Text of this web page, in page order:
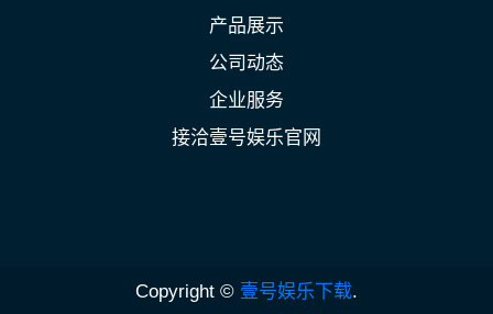
产品展示
公司动态
企业服务
接洽壹号娱乐官网
Copyright © 壹号娱乐下载.